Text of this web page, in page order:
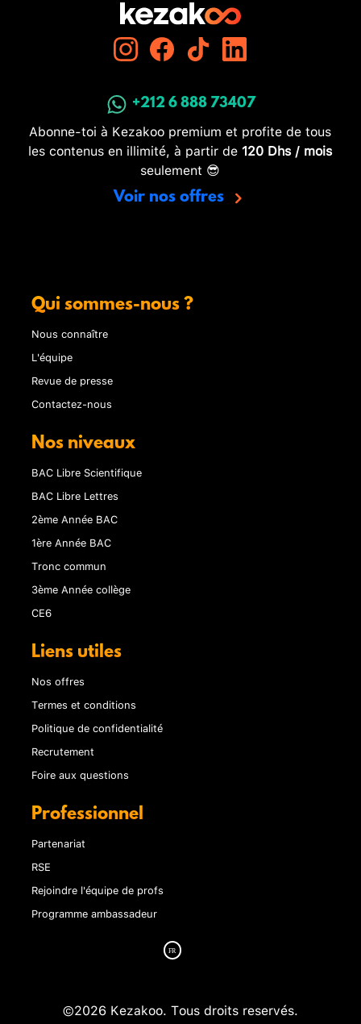
+212 6 888 73407
Abonne-toi à Kezakoo premium et profite de tous
les contenus en illimité, à partir de 120 Dhs / mois
seulement 😎
Voir nos offres
Qui sommes-nous ?
Nous connaître
L'équipe
Revue de presse
Contactez-nous
Nos niveaux
BAC Libre Scientifique
BAC Libre Lettres
2ème Année BAC
1ère Année BAC
Tronc commun
3ème Année collège
CE6
Liens utiles
Nos offres
Termes et conditions
Politique de confidentialité
Recrutement
Foire aux questions
Professionnel
Partenariat
RSE
Rejoindre l'équipe de profs
Programme ambassadeur
©2026 Kezakoo. Tous droits reservés.